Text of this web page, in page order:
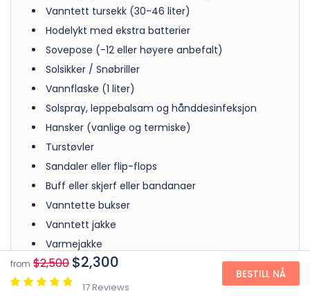
Vanntett tursekk (30-46 liter)
Hodelykt med ekstra batterier
Sovepose (-12 eller høyere anbefalt)
Solsikker / Snøbriller
Vannflaske (1 liter)
Solspray, leppebalsam og hånddesinfeksjon
Hansker (vanlige og termiske)
Turstøvler
Sandaler eller flip-flops
Buff eller skjerf eller bandanaer
Vanntette bukser
Vanntett jakke
Varmejakke
T-skjorter / skjorte med lange ermer anbefalt
for fotturdager
from $2,500 $2,300
17 Reviews
BESTILL NÅ